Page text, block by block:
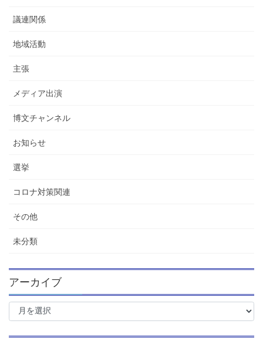
議連関係
地域活動
主張
メディア出演
博文チャンネル
お知らせ
選挙
コロナ対策関連
その他
未分類
アーカイブ
ア
イ